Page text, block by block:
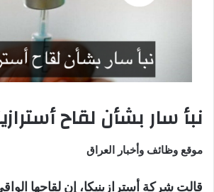
نبأ سار بشأن لقاح
موقع وظائف وأخبار العراق
قالت شركة أسترازينيكا، إن لقاحها